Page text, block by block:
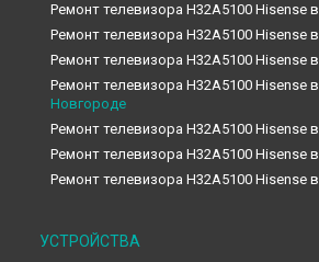
Ремонт телевизора H32A5100 Hisense в
Ремонт телевизора H32A5100 Hisense в
Ремонт телевизора H32A5100 Hisense в
Ремонт телевизора H32A5100 Hisense в
Новгороде
Ремонт телевизора H32A5100 Hisense в
Ремонт телевизора H32A5100 Hisense в
Ремонт телевизора H32A5100 Hisense в
Ремонт телевизора H32A5100 Hisense в
УСТРОЙСТВА